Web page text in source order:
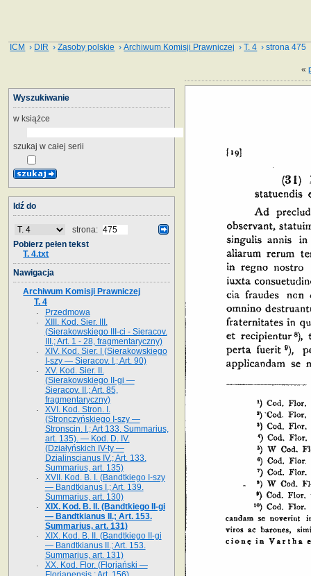
ICM › DIR ›Zasoby polskie ›Archiwum Komisji Prawniczej ›T. 4 › strona 475
«
Wyszukiwanie
w książce
szukaj w całej serii
Idź do
strona:
Pobierz pełen tekst
T. 4.txt
Nawigacja
Archiwum Komisji Prawniczej
T. 4
Przedmowa
XIII. Kod. Sier. III.
(Sierakowskiego III-ci - Sieracov.
III.; Art. 1 - 28, fragmentaryczny)
XIV. Kod. Sier. I (Sierakowskiego
I-szy — Sieracov. I.; Art. 90)
XV. Kod. Sier. II.
(Sierakowskiego II-gi —
Sieracov. II.; Art. 85,
fragmentaryczny)
XVI. Kod. Stron. I.
(Stronczyńskiego I-szy —
Stronscin. I.; Art 133. Summarius,
art. 135). — Kod. D. IV.
(Działyńskich IV-ty —
Dzialinscianus IV.; Art. 133.
Summarius, art. 135)
XVII. Kod. B. I. (Bandtkiego I-szy
— Bandtkianus I.; Art. 139.
Summarius, art. 130)
XIX. Kod. B. II. (Bandtkiego II-gi
— Bandtkianus II.; Art. 153.
Summarius, art. 131)
XIX. Kod. B. II. (Bandtkiego II-gi
— Bandtkianus II.; Art. 153.
Summarius, art. 131)
XX. Kod. Flor. (Florjański —